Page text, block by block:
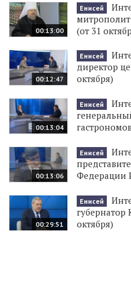
00:13:00
Енисей
(от 31
00:12:47
Енисей
директор
октября)
00:13:04
Енисей
00:13:06
Енисей
Федерации
00:29:51
Енисей
губернатор
октября)